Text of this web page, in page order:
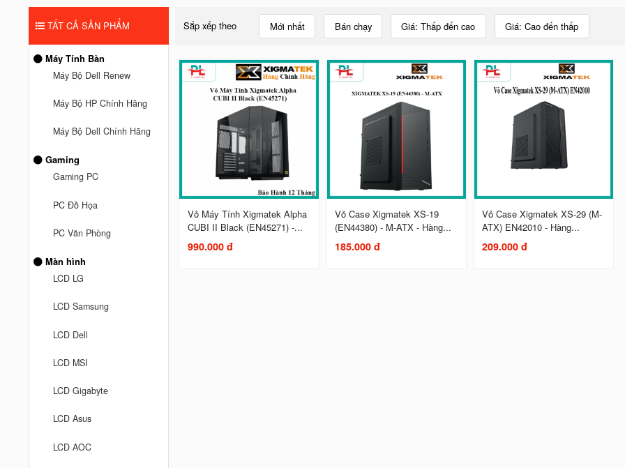
TẤT CẢ SẢN PHẨM
Máy Tính Bàn
Máy Bộ Dell Renew
Máy Bộ HP Chính Hãng
Máy Bộ Dell Chính Hãng
Gaming
Gaming PC
PC Đồ Họa
PC Văn Phòng
Màn hình
LCD LG
LCD Samsung
LCD Dell
LCD MSI
LCD Gigabyte
LCD Asus
LCD AOC
Sắp xếp theo Mới nhất Bán chạy Giá: Thấp đến cao Giá: Cao đến thấp
Vỏ Máy Tính Xigmatek Alpha
CUBI II Black (EN45271) -...
990.000 đ
Vỏ Case Xigmatek XS-19
(EN44380) - M-ATX - Hàng...
185.000 đ
Vỏ Case Xigmatek XS-29 (M-
ATX) EN42010 - Hàng...
209.000 đ